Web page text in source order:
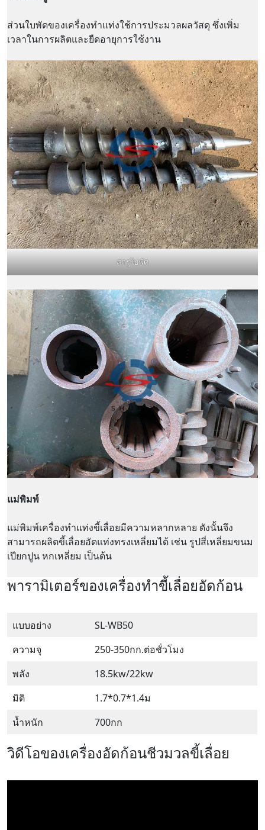
ส่วนใบพัดของเครื่องทำแท่งใช้การประมวลผลวัสดุ ซึ่งเพิ่ม
เวลาในการผลิตและยืดอายุการใช้งาน
สกรูใบพัด
แม่พิมพ์
แม่พิมพ์เครื่องทำแท่งขี้เลื่อยมีความหลากหลาย ดังนั้นจึง
สามารถผลิตขี้เลื่อยอัดแท่งทรงเหลี่ยมได้ เช่น รูปสี่เหลี่ยมขนม
เปียกปูน หกเหลี่ยม เป็นต้น
พารามิเตอร์ของเครื่องทำขี้เลื่อยอัดก้อน
แบบอย่าง
SL-WB50
ความจุ
250-350กก.ต่อชั่วโมง
พลัง
18.5kw/22kw
มิติ
1.7*0.7*1.4ม
น้ำหนัก
700กก
วิดีโอของเครื่องอัดก้อนชีวมวลขี้เลื่อย